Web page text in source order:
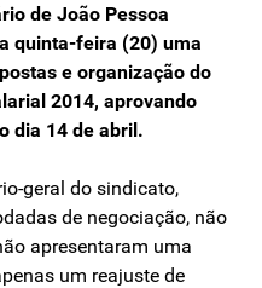
de João Pessoa
quinta-feira (20) uma
e organização do
2014, aprovando
dia 14 de abril.
geral do sindicato,
de negociação, não
apresentaram uma
um reajuste de